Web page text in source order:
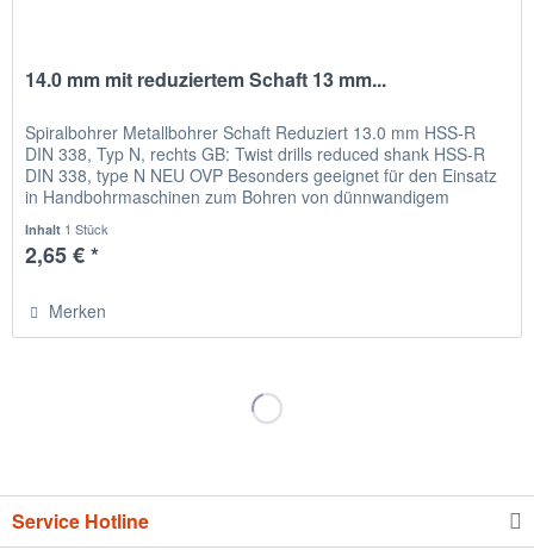
14.0 mm mit reduziertem Schaft 13 mm...
Spiralbohrer Metallbohrer Schaft Reduziert 13.0 mm HSS-R
DIN 338, Typ N, rechts GB: Twist drills reduced shank HSS-R
DIN 338, type N NEU OVP Besonders geeignet für den Einsatz
in Handbohrmaschinen zum Bohren von dünnwandigem
Inhalt 1 Stück
2,65 € *
Merken
Service Hotline